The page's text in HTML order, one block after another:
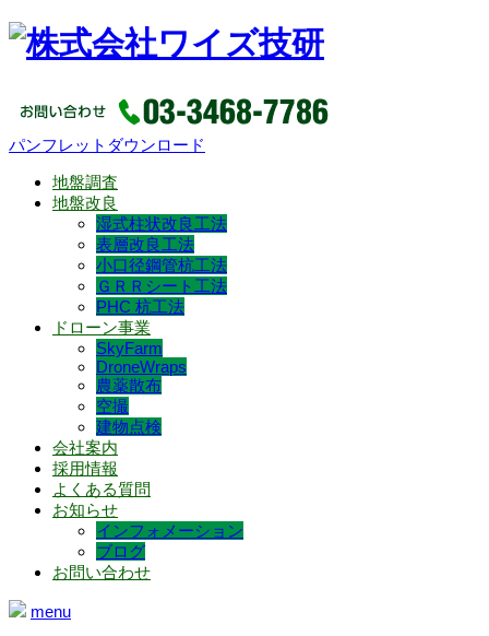
パンフレットダウンロード
地盤調査
地盤改良
湿式柱状改良工法
表層改良工法
小口径鋼管杭工法
ＧＲＲシート工法
PHC 杭工法
ドローン事業
SkyFarm
DroneWraps
農薬散布
空撮
建物点検
会社案内
採用情報
よくある質問
お知らせ
インフォメーション
ブログ
お問い合わせ
menu